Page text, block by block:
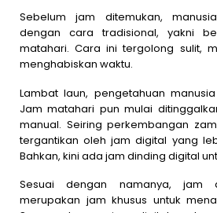
Sebelum jam ditemukan,
dengan cara tradisional, yakni
matahari. Cara ini tergolong sulit,
menghabiskan waktu.
Lambat laun, pengetahuan
Jam matahari pun mulai
manual. Seiring perkembangan
tergantikan oleh jam digital yang
Bahkan, kini ada jam dinding digital
Sesuai dengan namanya, jam
merupakan jam khusus untuk